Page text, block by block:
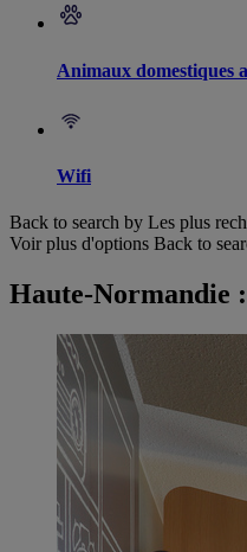
Animaux domestiques
Wifi
Back to search by Les plus
Voir plus d'options Back to
Haute-Normandie